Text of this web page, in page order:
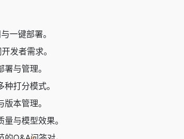
一键部署。
发者需求。
与管理。
打分模式。
本管理。
与模型效果。